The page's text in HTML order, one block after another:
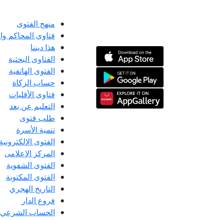
منهج الفتوى
فتاوى المحاكم
هذا ديننا
الفتاوى البحثية
الفتوى الهاتفية
حساب الزكاة
فتاوى الأقليات
التعليم عن بعد
طلب فتوى
تنمية الأسرة
الفتوى الإلكترونية
المركز الإعلامى
الفتوى الشفوية
الفتوى المكتوبة
التاريخ الهجري
فروع الدار
الحساب الشرعي